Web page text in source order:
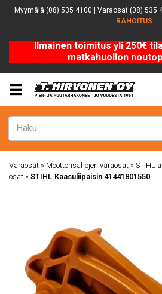
Myymälä (08) 535 4100 | Varaosat (08) 535
RAHOITUS
Ilmainen toimitus yli 250€
matkahuollon
Varaosat » Moottorisahojen varaosat »STIHL
osat »STIHL Kaasuliipaisin 41441801550